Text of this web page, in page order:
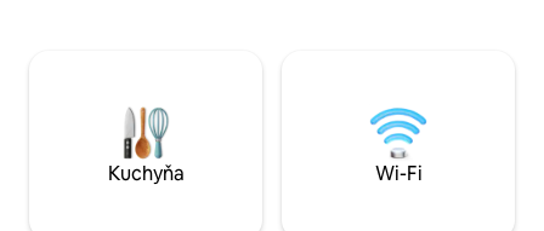
oplotenej komunite. Neďaleký výťah vás
odvezie na pláž s neďalekými
reštauráciami a obchodmi.
(1/3 míle) od Tunnels
na ostrove Kauai Poznámka:
nehnuteľnosť sa
zóne cunami.
Kuchyňa Wi-Fi